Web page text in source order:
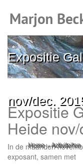
Expositie
nov/dec.
Home»Activiteiten
Expositie
Heide
In de maanden
exposant, samen met